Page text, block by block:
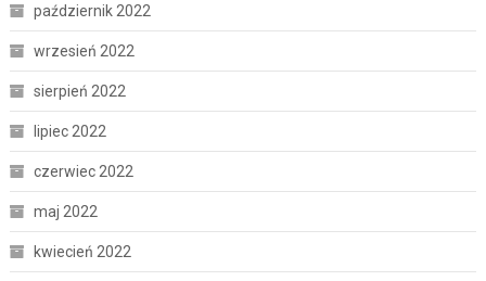
październik 2022
wrzesień 2022
sierpień 2022
lipiec 2022
czerwiec 2022
maj 2022
kwiecień 2022